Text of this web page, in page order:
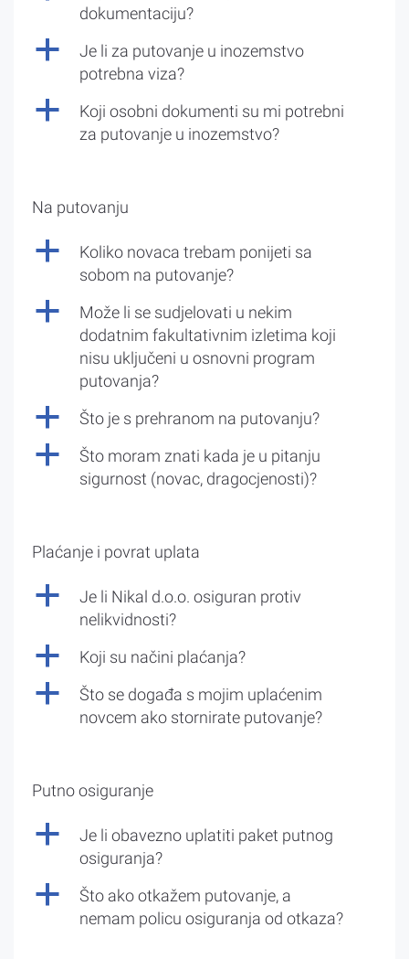
dokumentaciju?
a
Je li za putovanje u inozemstvo
potrebna viza?
a
Koji osobni dokumenti su mi potrebni
za putovanje u inozemstvo?
Na putovanju
a
Koliko novaca trebam ponijeti sa
sobom na putovanje?
a
Može li se sudjelovati u nekim
dodatnim fakultativnim izletima koji
nisu uključeni u osnovni program
putovanja?
a Što je s prehranom na putovanju?
a
Što moram znati kada je u pitanju
sigurnost (novac, dragocjenosti)?
Plaćanje i povrat uplata
a
Je li Nikal d.o.o. osiguran protiv
nelikvidnosti?
a Koji su načini plaćanja?
a
Što se događa s mojim uplaćenim
novcem ako stornirate putovanje?
Putno osiguranje
a
Je li obavezno uplatiti paket putnog
osiguranja?
a
Što ako otkažem putovanje, a
nemam policu osiguranja od otkaza?